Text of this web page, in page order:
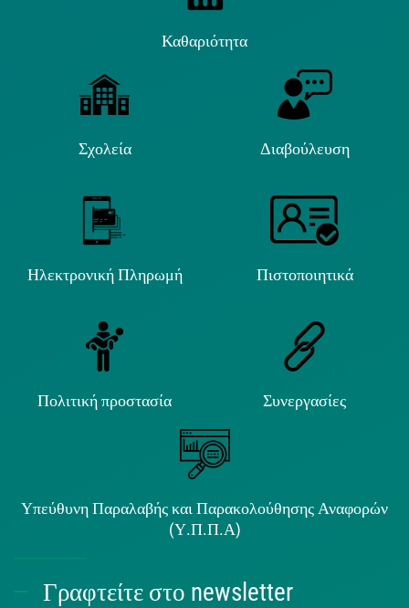
Καθαριότητα
Σχολεία Διαβούλευση
Ηλεκτρονική Πληρωμή Πιστοποιητικά
Πολιτική προστασία Συνεργασίες
Υπεύθυνη Παραλαβής και Παρακολούθησης Αναφορών
(Υ.Π.Π.Α)
Γραφτείτε στο newsletter